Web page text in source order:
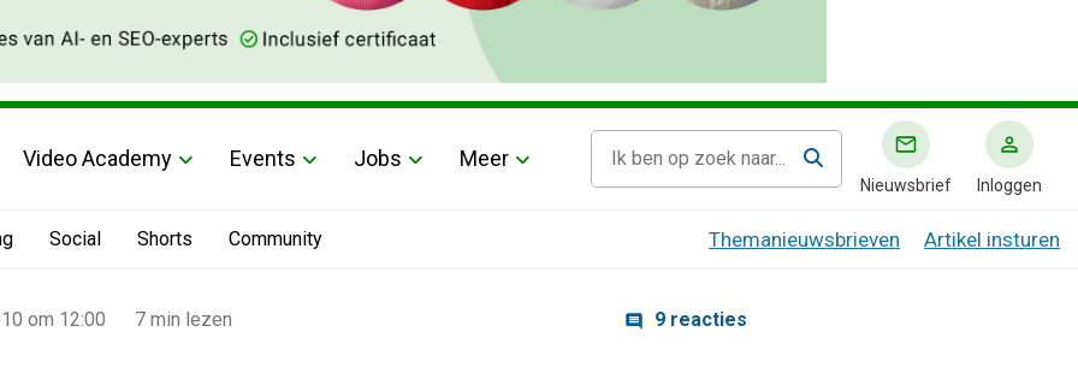
Video Academy Events Jobs Meer
Nieuwsbrief Inloggen
Social Shorts Community Themanieuwsbrieven Artikel insturen
om 12:00 7 min lezen 9 reacties